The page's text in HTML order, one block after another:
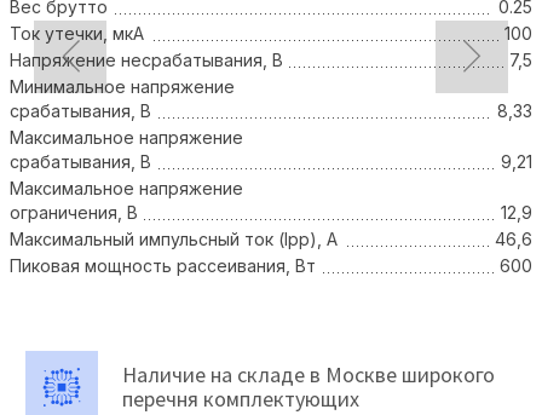
Вес брутто
0.25
Ток утечки, мкА
100
Напряжение несрабатывания, В
7,5
Минимальное напряжение
срабатывания, В
8,33
Максимальное напряжение
срабатывания, В
9,21
Максимальное напряжение
ограничения, В
12,9
Максимальный импульсный ток (Ipp), А
46,6
Пиковая мощность рассеивания, Вт
600
Наличие на складе в Москве широкого
перечня комплектующих